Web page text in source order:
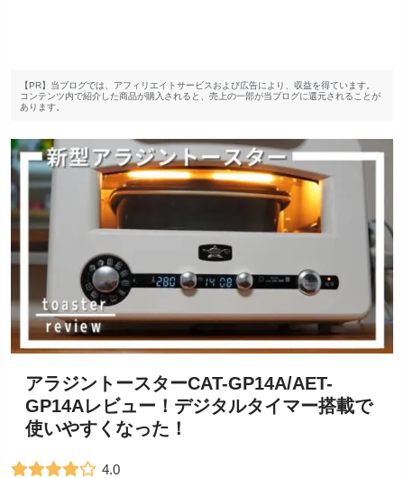
【PR】当ブログでは、アフィリエイトサービスおよび広告により、収益を得ています。
コンテンツ内で紹介した商品が購入されると、売上の一部が当ブログに還元されることが
あります。
アラジントースターCAT-GP14A/AET-
GP14Aレビュー！デジタルタイマー搭載で
使いやすくなった！
4.0